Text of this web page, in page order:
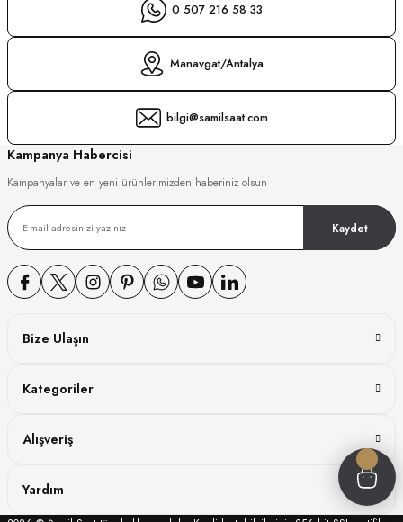
0 507 216 58 33
Manavgat/Antalya
bilgi@samilsaat.com
Kampanya Habercisi
Kampanyalar ve en yeni ürünlerimizden haberiniz olsun
Kaydet
Bize Ulaşın
Kategoriler
Alışveriş
Yardım
WATCH
WATCH